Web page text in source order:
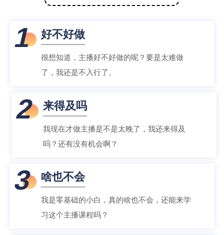
1 好不好做
很想知道，主播好不好做的呢？要是太难做
了，我还是不入行了。
2 来得及吗
我现在才做主播是不是太晚了，我还来得及
吗？还有没有机会啊？
3 啥也不会
我是零基础的小白，真的啥也不会，还能来学
习这个主播课程吗？